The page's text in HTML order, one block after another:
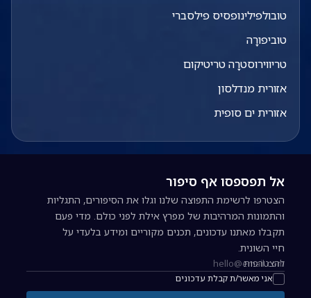
טובולפילינופסיס פילסברי
טוביפורָה
טריווירוסטרָה טריטיקום
אזורית מנדלסון
אזורית ים סופית
אל תפספסו אף סיפור
הצטרפו לרשימת התפוצה שלנו וגלו את הסיפורים, התגליות
והתמונות המרהיבות של מפרץ אילת לפני כולם. מדי פעם
תקבלו מאתנו עדכונים, תכנים מקוריים ומידע בלעדי על
חיי השונית.
כתובת אימייל להרשמה לניוזלטר
אני מאשר/ת קבלת עדכונים
להצטרפות